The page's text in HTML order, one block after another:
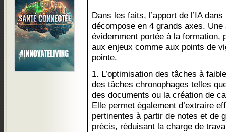
Dans les faits, l’apport de l’IA
décompose en 4 grands axes.
évidemment portée à la formation,
aux enjeux comme aux points de
pointe.
1. L’optimisation des tâches à
des tâches chronophages telles
des documents ou la création de
Elle permet également d’extraire
pertinentes à partir de notes et de
précis, réduisant la charge de